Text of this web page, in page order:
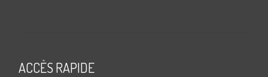
ACCÈS RAPIDE